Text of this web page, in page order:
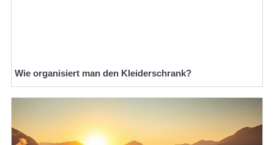
Wie organisiert man den Kleiderschrank?